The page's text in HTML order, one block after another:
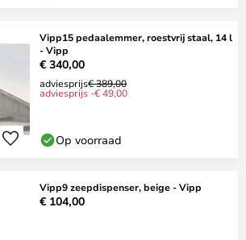
Vipp15 pedaalemmer, roestvrij staal, 14 l
- Vipp
€ 340,00
adviesprijs€ 389,00
adviesprijs -€ 49,00
Op voorraad
Vipp9 zeepdispenser, beige - Vipp
€ 104,00